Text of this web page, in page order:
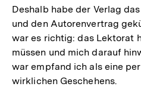
Deshalb habe der Verlag
und den Autorenvertrag
war es richtig: das Lektorat
müssen und mich darauf
war empfand ich als eine
wirklichen Geschehens.